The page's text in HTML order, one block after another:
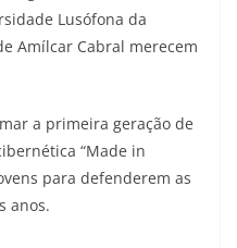
Lusófona da
Amílcar Cabral merecem
a primeira geração de
“Made in
para defenderem as
anos.